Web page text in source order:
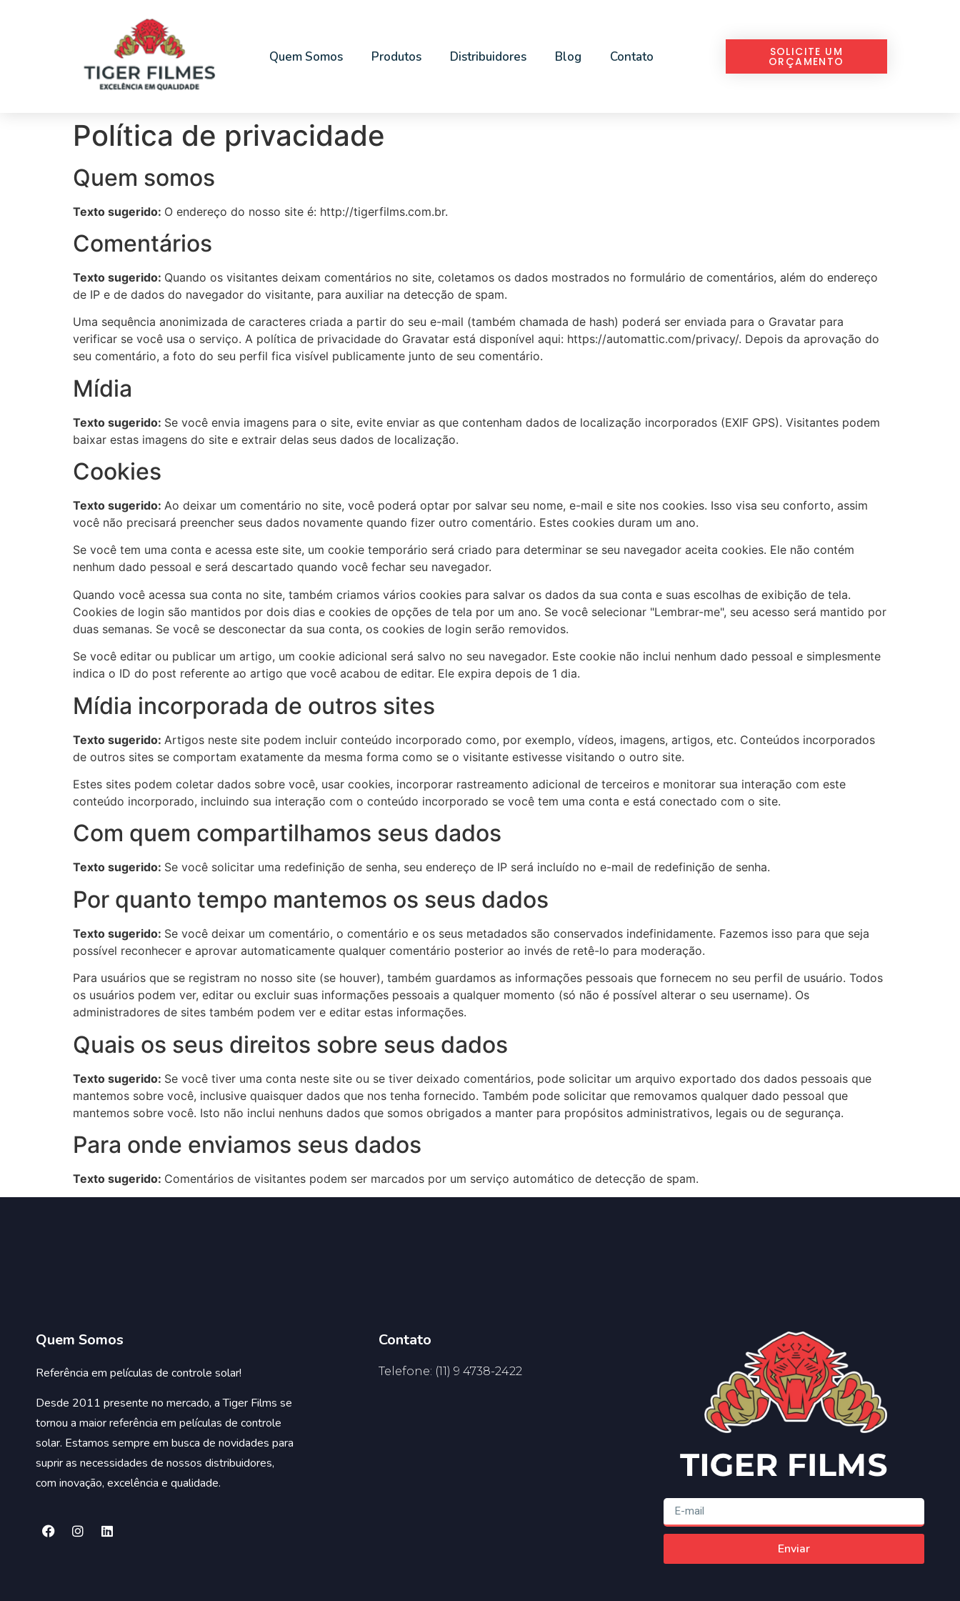
Quem Somos Produtos Distribuidores Blog Contato SOLICITE UM
ORÇAMENTO
Política de privacidade
Quem somos
Texto sugerido: O endereço do nosso site é: http://tigerfilms.com.br.
Comentários
Texto sugerido: Quando os visitantes deixam comentários no site, coletamos os dados mostrados no formulário de comentários, além do endereço
de IP e de dados do navegador do visitante, para auxiliar na detecção de spam.
Uma sequência anonimizada de caracteres criada a partir do seu e-mail (também chamada de hash) poderá ser enviada para o Gravatar para
verificar se você usa o serviço. A política de privacidade do Gravatar está disponível aqui: https://automattic.com/privacy/. Depois da aprovação do
seu comentário, a foto do seu perfil fica visível publicamente junto de seu comentário.
Mídia
Texto sugerido: Se você envia imagens para o site, evite enviar as que contenham dados de localização incorporados (EXIF GPS). Visitantes podem
baixar estas imagens do site e extrair delas seus dados de localização.
Cookies
Texto sugerido: Ao deixar um comentário no site, você poderá optar por salvar seu nome, e-mail e site nos cookies. Isso visa seu conforto, assim
você não precisará preencher seus dados novamente quando fizer outro comentário. Estes cookies duram um ano.
Se você tem uma conta e acessa este site, um cookie temporário será criado para determinar se seu navegador aceita cookies. Ele não contém
nenhum dado pessoal e será descartado quando você fechar seu navegador.
Quando você acessa sua conta no site, também criamos vários cookies para salvar os dados da sua conta e suas escolhas de exibição de tela.
Cookies de login são mantidos por dois dias e cookies de opções de tela por um ano. Se você selecionar "Lembrar-me", seu acesso será mantido por
duas semanas. Se você se desconectar da sua conta, os cookies de login serão removidos.
Se você editar ou publicar um artigo, um cookie adicional será salvo no seu navegador. Este cookie não inclui nenhum dado pessoal e simplesmente
indica o ID do post referente ao artigo que você acabou de editar. Ele expira depois de 1 dia.
Mídia incorporada de outros sites
Texto sugerido: Artigos neste site podem incluir conteúdo incorporado como, por exemplo, vídeos, imagens, artigos, etc. Conteúdos incorporados
de outros sites se comportam exatamente da mesma forma como se o visitante estivesse visitando o outro site.
Estes sites podem coletar dados sobre você, usar cookies, incorporar rastreamento adicional de terceiros e monitorar sua interação com este
conteúdo incorporado, incluindo sua interação com o conteúdo incorporado se você tem uma conta e está conectado com o site.
Com quem compartilhamos seus dados
Texto sugerido: Se você solicitar uma redefinição de senha, seu endereço de IP será incluído no e-mail de redefinição de senha.
Por quanto tempo mantemos os seus dados
Texto sugerido: Se você deixar um comentário, o comentário e os seus metadados são conservados indefinidamente. Fazemos isso para que seja
possível reconhecer e aprovar automaticamente qualquer comentário posterior ao invés de retê-lo para moderação.
Para usuários que se registram no nosso site (se houver), também guardamos as informações pessoais que fornecem no seu perfil de usuário. Todos
os usuários podem ver, editar ou excluir suas informações pessoais a qualquer momento (só não é possível alterar o seu username). Os
administradores de sites também podem ver e editar estas informações.
Quais os seus direitos sobre seus dados
Texto sugerido: Se você tiver uma conta neste site ou se tiver deixado comentários, pode solicitar um arquivo exportado dos dados pessoais que
mantemos sobre você, inclusive quaisquer dados que nos tenha fornecido. Também pode solicitar que removamos qualquer dado pessoal que
mantemos sobre você. Isto não inclui nenhuns dados que somos obrigados a manter para propósitos administrativos, legais ou de segurança.
Para onde enviamos seus dados
Texto sugerido: Comentários de visitantes podem ser marcados por um serviço automático de detecção de spam.
Quem Somos
Referência em películas de controle solar!
Desde 2011 presente no mercado, a Tiger Films se
tornou a maior referência em películas de controle
solar. Estamos sempre em busca de novidades para
suprir as necessidades de nossos distribuidores,
com inovação, excelência e qualidade.
Contato
Telefone: (11) 9 4738-2422
Enviar